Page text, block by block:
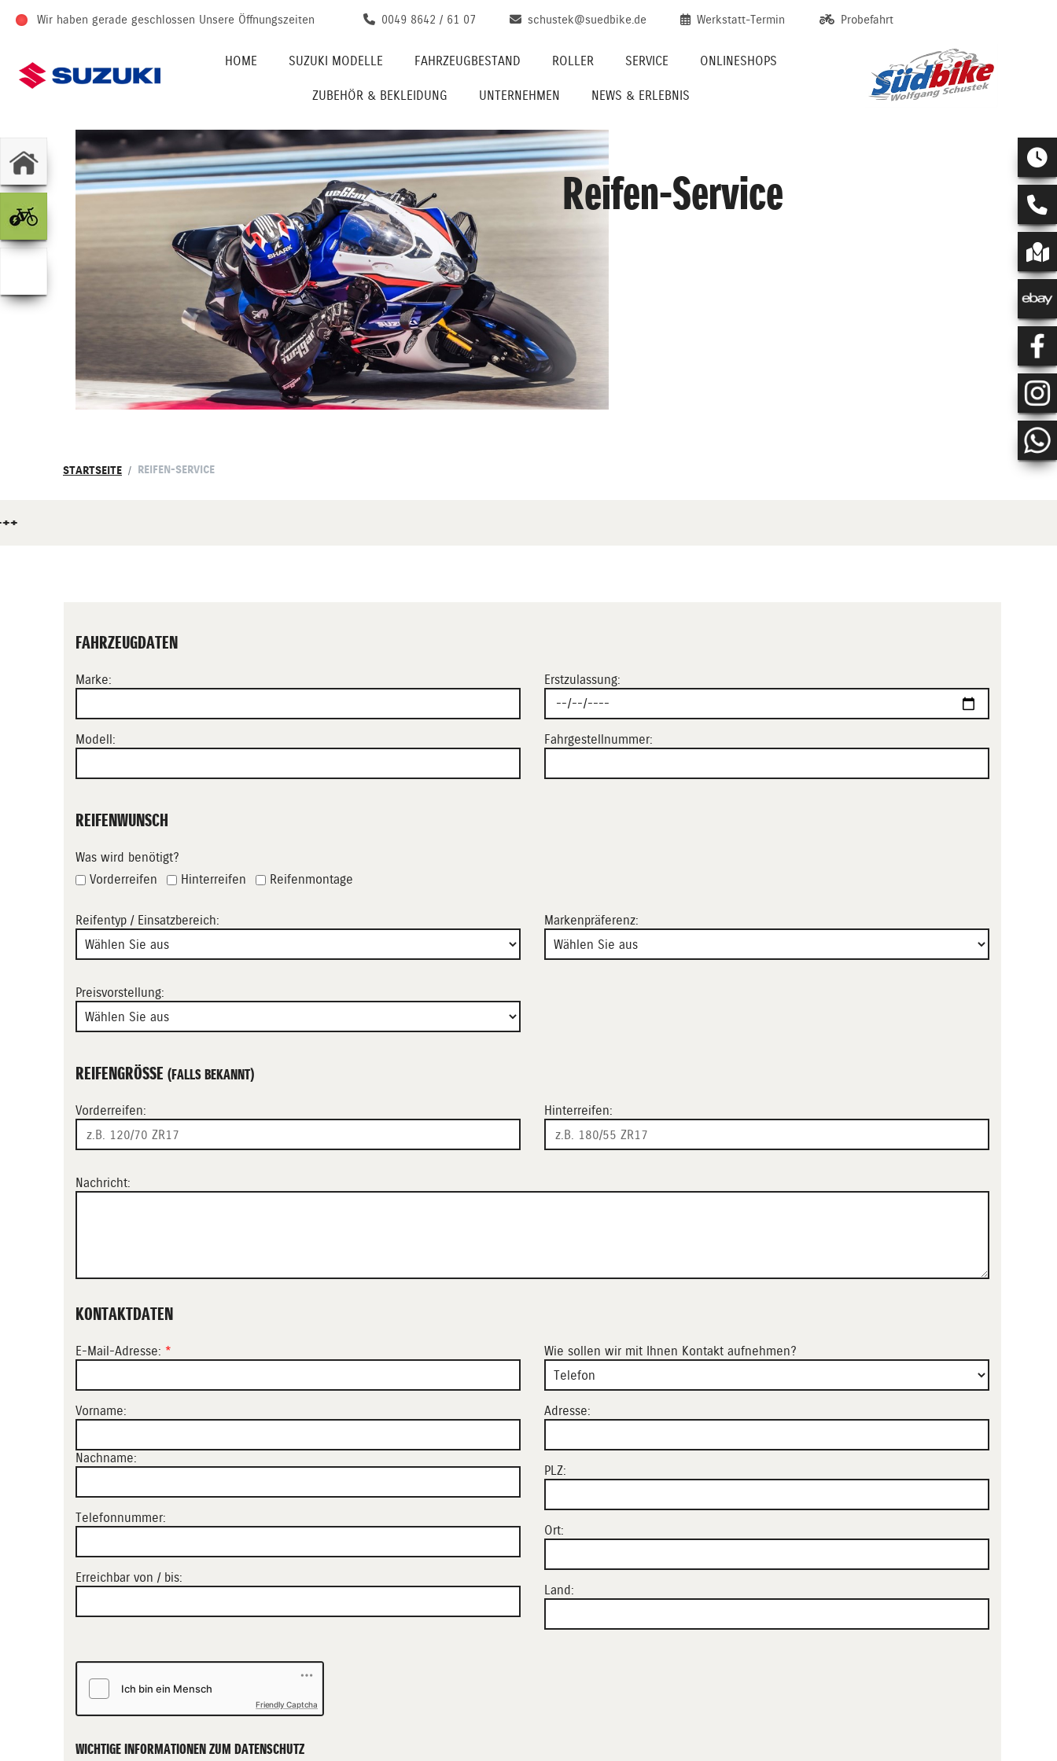
Wir haben gerade geschlossen Unsere Öffnungszeiten 0049 8642 / 61 07 schustek@suedbike.de Werkstatt-Termin Probefahrt
HOME SUZUKI MODELLE FAHRZEUGBESTAND ROLLER SERVICE ONLINESHOPS
ZUBEHÖR & BEKLEIDUNG UNTERNEHMEN NEWS & ERLEBNIS
Reifen-Service
STARTSEITE REIFEN-SERVICE
FAHRZEUGDATEN
Marke:
Modell:
Erstzulassung:
Fahrgestellnummer:
REIFENWUNSCH
Was wird benötigt?
Vorderreifen
Hinterreifen Reifenmontage
Reifentyp / Einsatzbereich: Markenpräferenz:
Preisvorstellung:
REIFENGRÖSSE (FALLS BEKANNT)
Vorderreifen: Hinterreifen:
Nachricht:
KONTAKTDATEN
E-Mail-Adresse: *
Vorname:
Nachname:
Telefonnummer:
Erreichbar von / bis:
Wie sollen wir mit Ihnen Kontakt aufnehmen?
Adresse:
PLZ:
Ort:
Land:
Friendly Captcha
WICHTIGE INFORMATIONEN ZUM DATENSCHUTZ